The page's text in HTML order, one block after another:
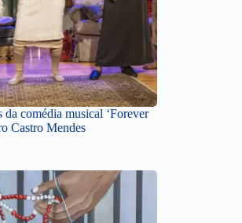
da comédia musical ‘Forever
Castro Mendes